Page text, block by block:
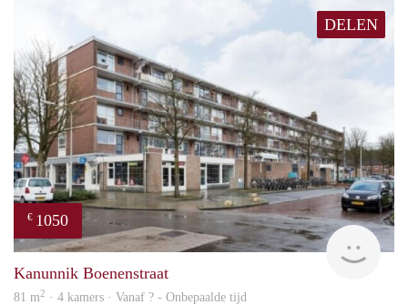
DELEN
€ 1050
rent
Kanunnik Boenenstraat
81 m2 · 4 kamers · Vanaf ? - Onbepaalde tijd